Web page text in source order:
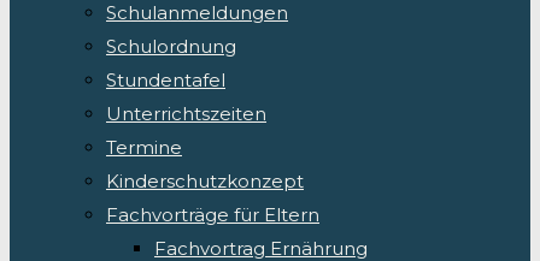
Schulanmeldungen
Schulordnung
Stundentafel
Unterrichtszeiten
Termine
Kinderschutzkonzept
Fachvorträge für Eltern
Fachvortrag Ernährung